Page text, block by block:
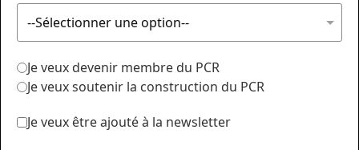
Je veux devenir membre du PCR
Je veux soutenir la construction du PCR
Je veux être ajouté à la newsletter